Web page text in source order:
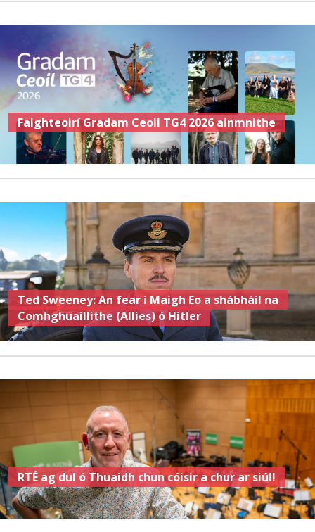
Faighteoirí Gradam Ceoil TG4 2026 ainmnithe
Ted Sweeney: An fear i Maigh Eo a shábháil na
Comhghuaillithe (Allies) ó Hitler
RTÉ ag dul ó Thuaidh chun cóisir a chur ar siúl!